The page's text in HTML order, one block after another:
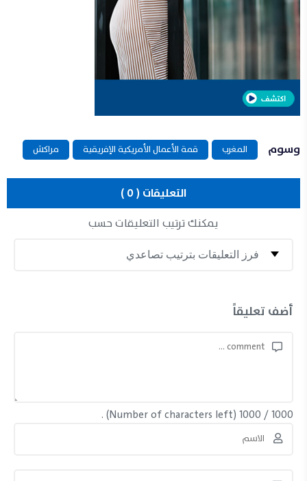
وسوم المغرب قمة الأعمال الأمريكية الإفريقية مراكش
التعليقات ( 0 )
يمكنك ترتيب التعليقات حسب
أضف تعليقاً
1000
/
1000
(Number of characters left) .